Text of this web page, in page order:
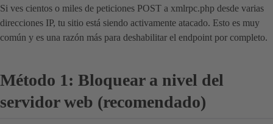
Si ves cientos o miles de peticiones POST a xmlrpc.php desde varias
direcciones IP, tu sitio está siendo activamente atacado. Esto es muy
común y es una razón más para deshabilitar el endpoint por completo.
Método 1: Bloquear a nivel del
servidor web (recomendado)